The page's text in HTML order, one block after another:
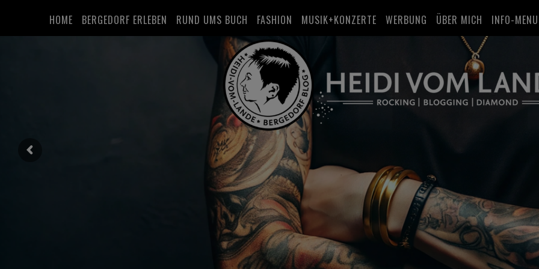
HOME BERGEDORF ERLEBEN RUND UMS BUCH FASHION MUSIK+KONZERTE WERBUNG ÜBER MICH INFO-